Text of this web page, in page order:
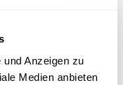
Anzeigen zu
Medien anbieten